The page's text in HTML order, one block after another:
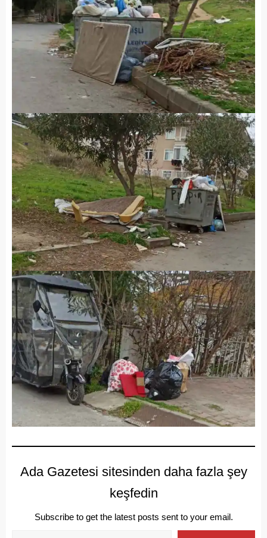
Ada Gazetesi sitesinden daha fazla şey
keşfedin
Subscribe to get the latest posts sent to your email.